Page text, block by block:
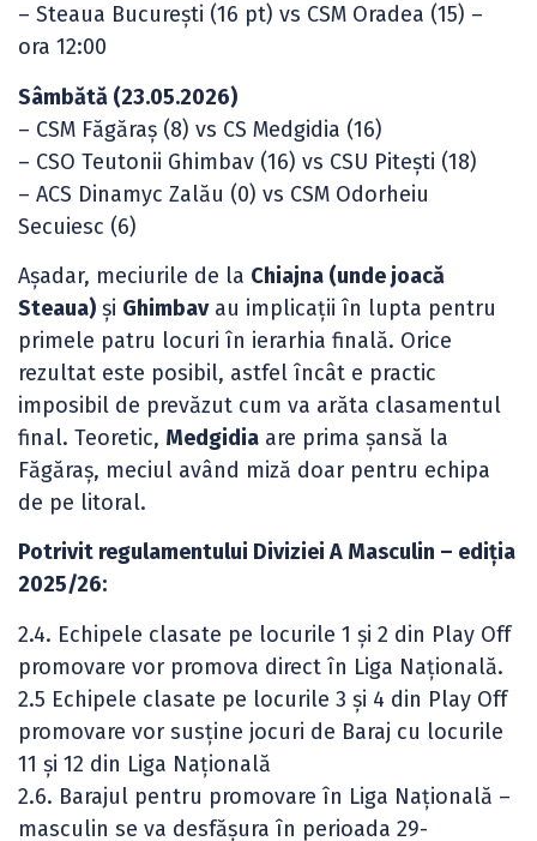
– Steaua București (16 pt) vs CSM Oradea (15) –
ora 12:00
Sâmbătă (23.05.2026)
– CSM Făgăraș (8) vs CS Medgidia (16)
– CSO Teutonii Ghimbav (16) vs CSU Pitești (18)
– ACS Dinamyc Zalău (0) vs CSM Odorheiu
Secuiesc (6)
Așadar, meciurile de la Chiajna (unde joacă
Steaua) și Ghimbavau implicații în lupta pentru
primele patru locuri în ierarhia finală. Orice
rezultat este posibil, astfel încât e practic
imposibil de prevăzut cum va arăta clasamentul
final. Teoretic, Medgidia are prima șansă la
Făgăraș, meciul având miză doar pentru echipa
de pe litoral.
Potrivit regulamentului Diviziei A Masculin – ediția
2025/26:
2.4. Echipele clasate pe locurile 1 și 2 din Play Off
promovare vor promova direct în Liga Națională.
2.5 Echipele clasate pe locurile 3 și 4 din Play Off
promovare vor susține jocuri de Baraj cu locurile
11 și 12 din Liga Națională
2.6. Barajul pentru promovare în Liga Națională –
masculin se va desfășura în perioada 29-